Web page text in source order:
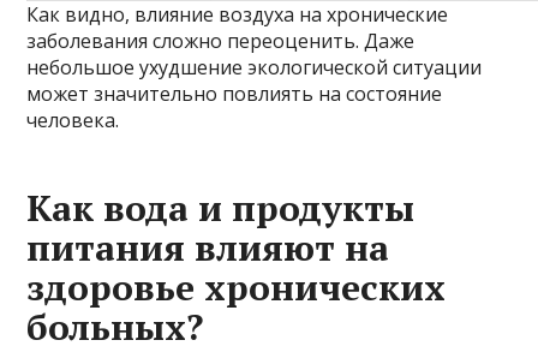
Как видно, влияние воздуха на хронические
заболевания сложно переоценить. Даже
небольшое ухудшение экологической ситуации
может значительно повлиять на состояние
человека.
Как вода и продукты
питания влияют на
здоровье хронических
больных?